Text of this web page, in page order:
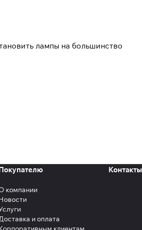
лампы на большинство
компании
и оплата
Контакты